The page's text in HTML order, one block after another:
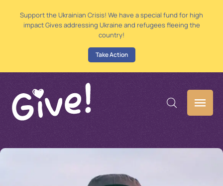
Support the Ukrainian Crisis! We have a special fund for high
impact Gives addressing Ukraine and refugees fleeing the
country!
Take Action